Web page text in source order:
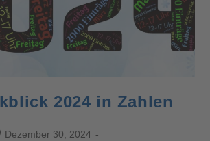
2024 in Zahlen
Dezember 30, 2024